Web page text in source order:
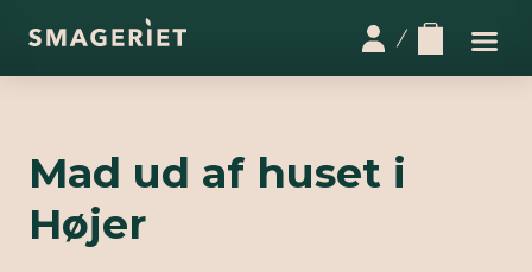
Mad ud af huset i
Højer